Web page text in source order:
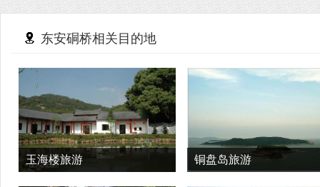
东安硐桥相关目的地
玉海楼旅游 铜盘岛旅游